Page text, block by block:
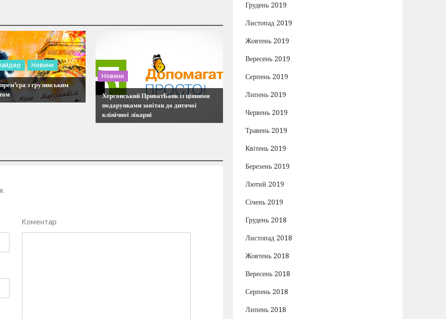
Новини
з грузинським
Новини
Херсонський ПриватБанк із цінними
подарунками завітав до дитячої
клінічної лікарні
Коментар
Грудень 2019
Листопад 2019
Жовтень 2019
Вересень 2019
Серпень 2019
Липень 2019
Червень 2019
Травень 2019
Квітень 2019
Березень 2019
Лютий 2019
Січень 2019
Грудень 2018
Листопад 2018
Жовтень 2018
Вересень 2018
Серпень 2018
Липень 2018